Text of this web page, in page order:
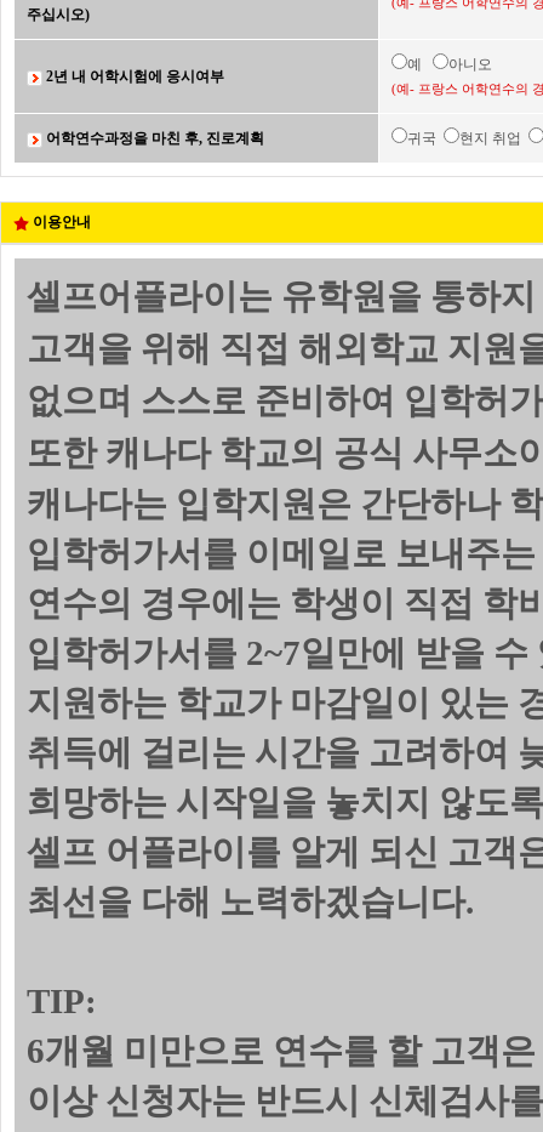
주십시오)
2년 내 어학시험에 응시여부
예 아니오
(예- 프랑스 어학연수의
어학연수과정을 마친 후, 진로계획 귀국 현지 취업
이용안내
셀프어플라이는 유학원을 통하
고객을 위해 직접 해외학교 지원
없으며 스스로 준비하여 입학허
또한 캐나다 학교의 공식 사무소
캐나다는 입학지원은 간단하나
입학허가서를 이메일로 보내주
연수의 경우에는 학생이 직접 학
입학허가서를 2~7일만에 받을 수
지원하는 학교가 마감일이 있는
취득에 걸리는 시간을 고려하여
희망하는 시작일을 놓치지 않도
셀프 어플라이를 알게 되신 고객
최선을 다해 노력하겠습니다.
TIP:
6개월 미만으로 연수를 할 고객
이상 신청자는 반드시 신체검사